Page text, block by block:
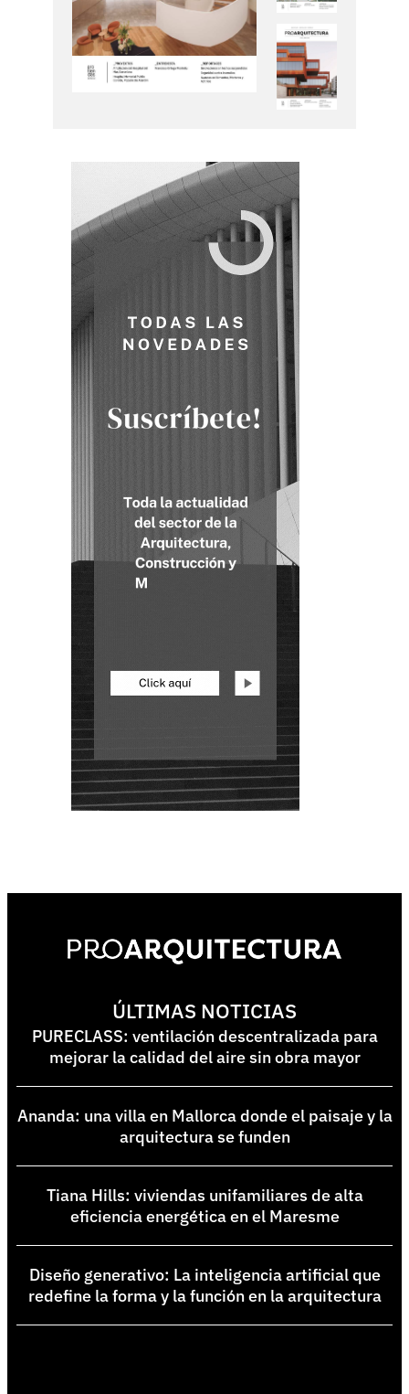
ÚLTIMAS NOTICIAS
PURECLASS: ventilación descentralizada para
mejorar la calidad del aire sin obra mayor
Ananda: una villa en Mallorca donde el paisaje y la
arquitectura se funden
Tiana Hills: viviendas unifamiliares de alta
eficiencia energética en el Maresme
Diseño generativo: La inteligencia artificial que
redefine la forma y la función en la arquitectura